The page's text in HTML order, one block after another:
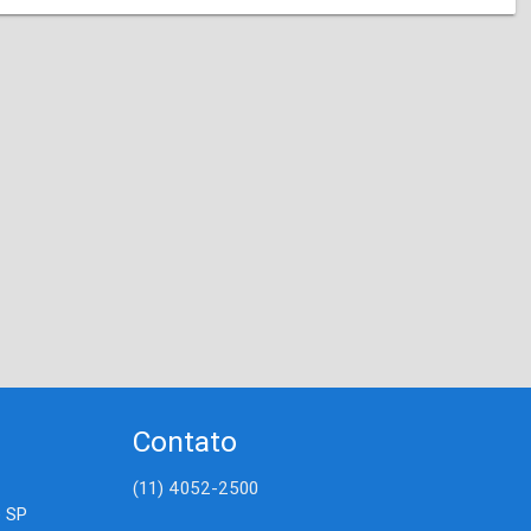
Contato
(11) 4052-2500